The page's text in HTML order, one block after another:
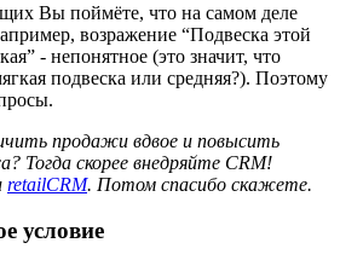
Вы поймёте, что на самом деле
возражение “Подвеска этой
- непонятное (это значит, что
подвеска или средняя?). Поэтому
продажи вдвое и повысить
Тогда скорее внедряйте CRM!
retailCRM. Потом спасибо скажете.
условие